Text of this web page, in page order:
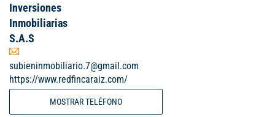
Inversiones
Inmobiliarias
S.A.S
subieninmobiliario.7@gmail.com
https://www.redfincaraiz.com/
MOSTRAR TELÉFONO